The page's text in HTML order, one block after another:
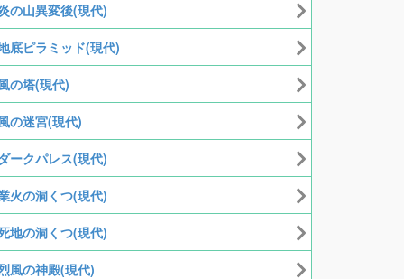
の山異変後(現代)
底ピラミッド(現代)
の塔(現代)
の迷宮(現代)
ークパレス(現代)
火の洞くつ(現代)
地の洞くつ(現代)
風の神殿(現代)